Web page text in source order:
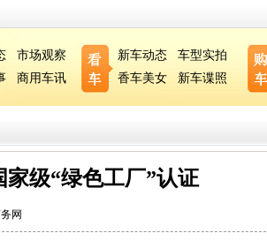
市场观察
商用车讯
新车动态
车型实拍
香车美女
新车谍照
级“绿色工厂”认证
网